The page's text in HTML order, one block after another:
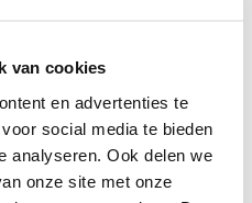
van cookies
en advertenties te
social media te bieden
analyseren. Ook delen we
onze site met onze
64,99